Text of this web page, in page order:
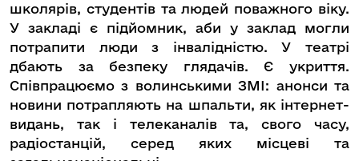
школярів, студентів та людей поважного віку.
У закладі є підйомник, аби у заклад могли
потрапити люди з інвалідністю. У театрі
дбають за безпеку глядачів. Є укриття.
Співпрацюємо з волинськими ЗМІ: анонси та
новини потрапляють на шпальти, як інтернет-
видань, так і телеканалів та, свого часу,
радіостанцій, серед яких місцеві та